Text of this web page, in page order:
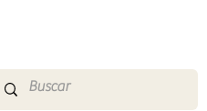
So Sweet Complementos Shop Online
http://www.sosweetshoponline.com